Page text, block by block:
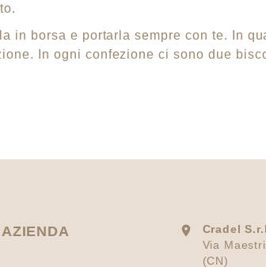
in borsa e portarla sempre con te. In
In ogni confezione ci sono due

Cradel
Via
(CN)